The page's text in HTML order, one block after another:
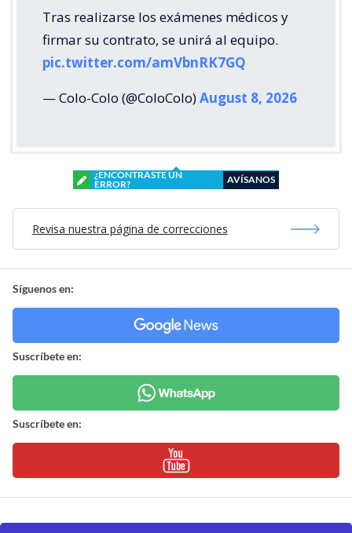
Tras realizarse los exámenes médicos y
firmar su contrato, se unirá al equipo.
pic.twitter.com/amVbnRK7GQ
— Colo-Colo (@ColoColo)August 8, 2026
¿ENCONTRASTE UN
ERROR?
AVÍSANOS
Revisa nuestra página de correcciones
Síguenos en:
Suscríbete en:
Suscríbete en: